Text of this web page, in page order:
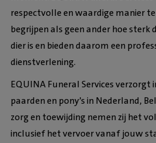
respectvolle en waardige manier
begrijpen als geen ander hoe sterk
dier is en bieden daarom een
dienstverlening.
EQUINA Funeral Services
paarden en pony’s in Nederland,
zorg en toewijding nemen zij het
inclusief het vervoer vanaf jouw